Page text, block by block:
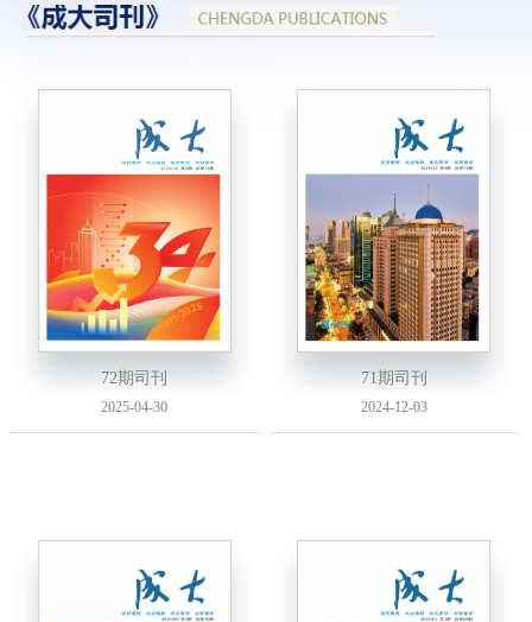
72期司刊
2025-04-30
71期司刊
2024-12-03